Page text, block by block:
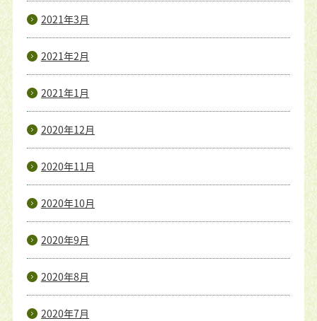
2021年3月
2021年2月
2021年1月
2020年12月
2020年11月
2020年10月
2020年9月
2020年8月
2020年7月